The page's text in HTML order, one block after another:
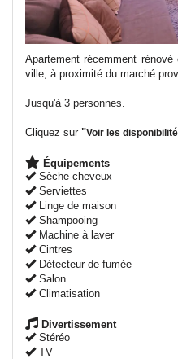
Apartement récemment
ville, à proximité du marché
Jusqu'à 3 personnes.
Cliquez sur "Voir les
Équipements
Sèche-cheveux
Serviettes
Linge de maison
Shampooing
Machine à laver
Cintres
Détecteur de fumée
Salon
Climatisation
Divertissement
Stéréo
TV